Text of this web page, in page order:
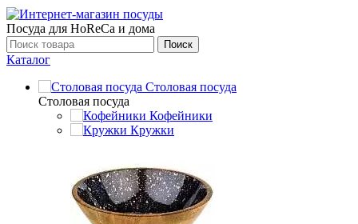
Посуда для HoReCa и дома
Поиск
Каталог
Столовая посуда
Столовая посуда
Кофейники
Кружки